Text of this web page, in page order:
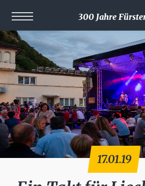
300 Jahre
17.01.19